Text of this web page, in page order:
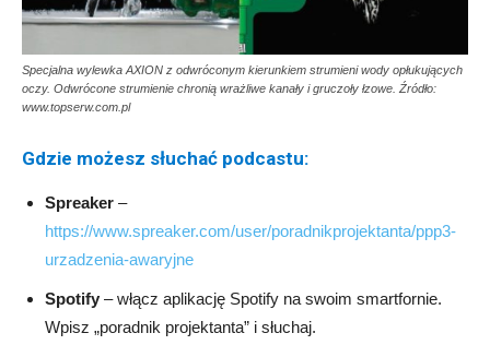
Specjalna wylewka AXION z odwróconym kierunkiem strumieni wody opłukujących
oczy. Odwrócone strumienie chronią wrażliwe kanały i gruczoły łzowe. Źródło:
www.topserw.com.pl
Gdzie możesz słuchać podcastu:
Spreaker –
https://www.spreaker.com/user/poradnikprojektanta/ppp3-
urzadzenia-awaryjne
Spotify – włącz aplikację Spotify na swoim smartfornie.
Wpisz „poradnik projektanta” i słuchaj.